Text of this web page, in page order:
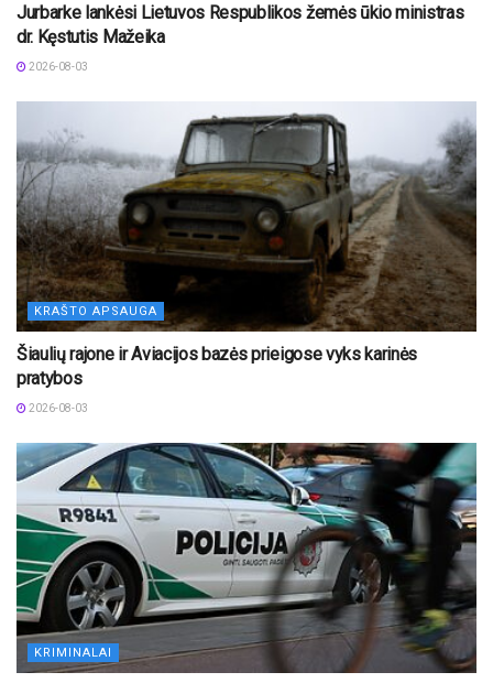
Jurbarke lankėsi Lietuvos Respublikos žemės ūkio ministras
dr. Kęstutis Mažeika
2026-08-03
KRAŠTO APSAUGA
Šiaulių rajone ir Aviacijos bazės prieigose vyks karinės
pratybos
2026-08-03
KRIMINALAI